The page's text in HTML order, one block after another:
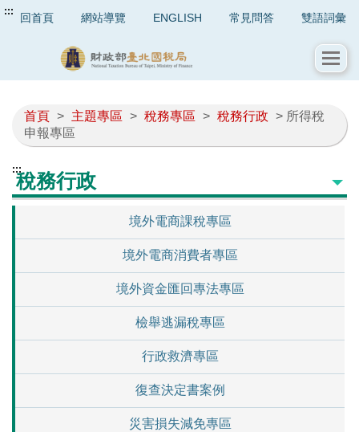
::: 回首頁 網站導覽 ENGLISH 常見問答 雙語詞彙
首頁 > 主題專區 > 稅務專區 > 稅務行政 > 所得稅
申報專區
:::稅務行政
境外電商課稅專區
境外電商消費者專區
境外資金匯回專法專區
檢舉逃漏稅專區
行政救濟專區
復查決定書案例
災害損失減免專區